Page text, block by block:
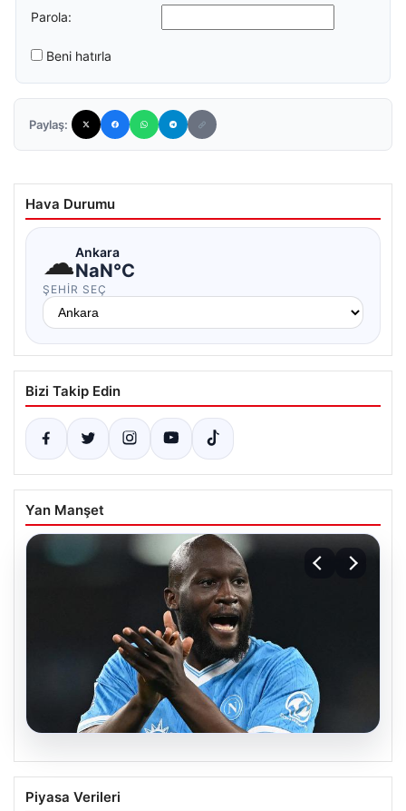
Parola:
Beni hatırla
Paylaş:
Hava Durumu
☁Ankara
NaN°C
ŞEHIR SEÇ
Bizi Takip Edin
Yan Manşet
08.08.2026
Fenerbahçe, Lukaku Transferi İçin Son
Aşamaya Geldi: Defanslara Zor Günler
Piyasa Verileri